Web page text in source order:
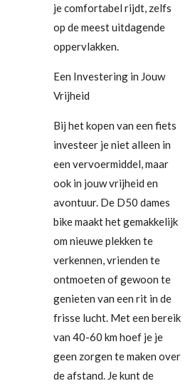
je comfortabel rijdt, zelfs
op de meest uitdagende
oppervlakken.
Een Investering in Jouw
Vrijheid
Bij het kopen van een fiets
investeer je niet alleen in
een vervoermiddel, maar
ook in jouw vrijheid en
avontuur. De D50 dames
bike maakt het gemakkelijk
om nieuwe plekken te
verkennen, vrienden te
ontmoeten of gewoon te
genieten van een rit in de
frisse lucht. Met een bereik
van 40-60 km hoef je je
geen zorgen te maken over
de afstand. Je kunt de